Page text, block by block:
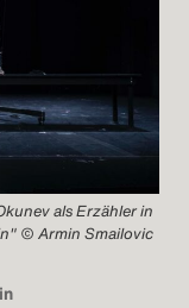
als Erzähler in
© Armin Smailovic